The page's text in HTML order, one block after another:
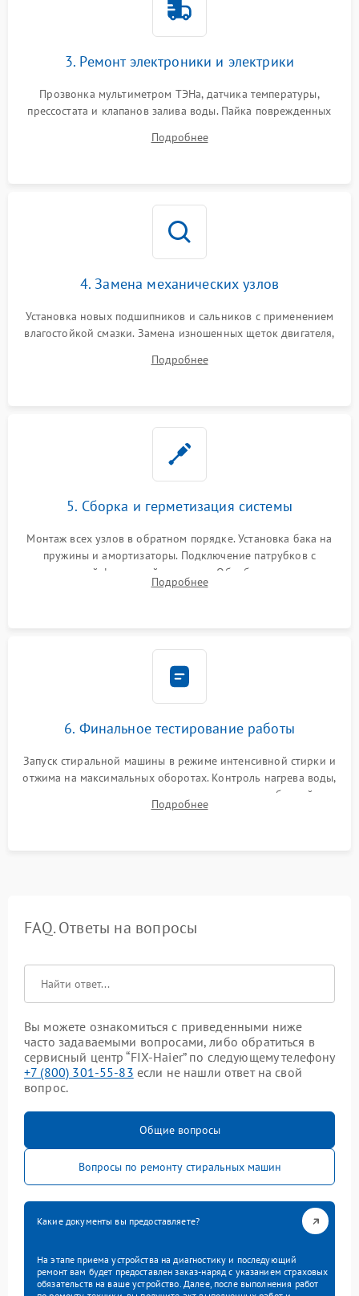
3. Ремонт электроники и электрики
Прозвонка мультиметром ТЭНа, датчика температуры,
прессостата и клапанов залива воды. Пайка поврежденных
Восстановление целостности проводки и контактов.
Подробнее
4. Замена механических узлов
Установка новых подшипников и сальников с применением
влагостойкой смазки. Замена изношенных щеток двигателя,
или поврежденной резиновой манжеты.
Подробнее
5. Сборка и герметизация системы
Монтаж всех узлов в обратном порядке. Установка бака на
пружины и амортизаторы. Подключение патрубков с
надежной фиксацией хомутами. Обработка стыков
герметиком для предотвращения возможных протечек воды.
Подробнее
6. Финальное тестирование работы
Запуск стиральной машины в режиме интенсивной стирки и
отжима на максимальных оборотах. Контроль нагрева воды,
корректности слива, отсутствия излишних вибраций,
посторонних стуков и протечек под корпусом.
Подробнее
FAQ. Ответы на вопросы
Вы можете ознакомиться с приведенными ниже
часто задаваемыми вопросами, либо обратиться в
сервисный центр “FIX-Haier” по следующему телефону
+7 (800) 301-55-83 если не нашли ответ на свой
вопрос.
Общие вопросы
Вопросы по ремонту стиральных машин
Какие документы вы предоставляете?
На этапе приема устройства на диагностику и последующий
ремонт вам будет предоставлен заказ-наряд с указанием страховых
обязательств на ваше устройство. Далее, после выполнения работ